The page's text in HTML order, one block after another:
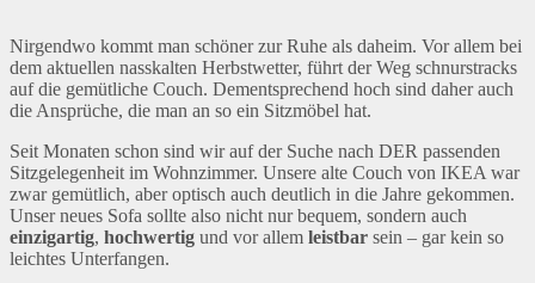
Nirgendwo kommt man schöner zur Ruhe als daheim. Vor allem bei
dem aktuellen nasskalten Herbstwetter, führt der Weg schnurstracks
auf die gemütliche Couch. Dementsprechend hoch sind daher auch
die Ansprüche, die man an so ein Sitzmöbel hat.
Seit Monaten schon sind wir auf der Suche nach DER passenden
Sitzgelegenheit im Wohnzimmer. Unsere alte Couch von IKEA war
zwar gemütlich, aber optisch auch deutlich in die Jahre gekommen.
Unser neues Sofa sollte also nicht nur bequem, sondern auch
einzigartig, hochwertig und vor allem leistbar sein – gar kein so
leichtes Unterfangen.